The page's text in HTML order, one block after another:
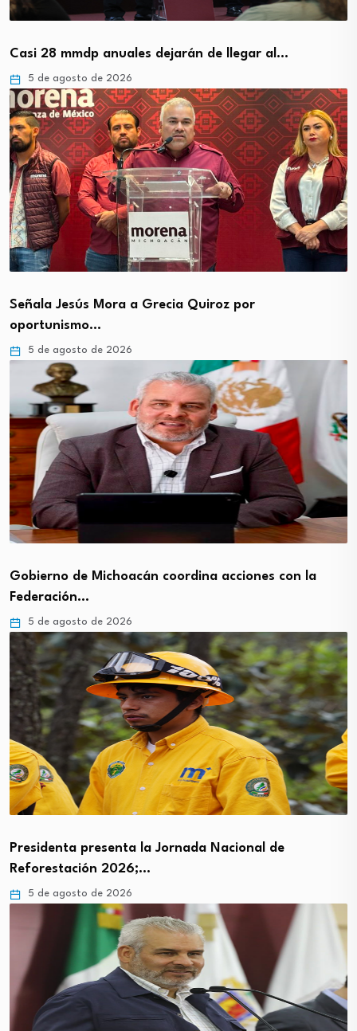
Casi 28 mmdp anuales dejarán de llegar al…
5 de agosto de 2026
Señala Jesús Mora a Grecia Quiroz por
oportunismo…
5 de agosto de 2026
Gobierno de Michoacán coordina acciones con la
Federación…
5 de agosto de 2026
Presidenta presenta la Jornada Nacional de
Reforestación 2026;…
5 de agosto de 2026